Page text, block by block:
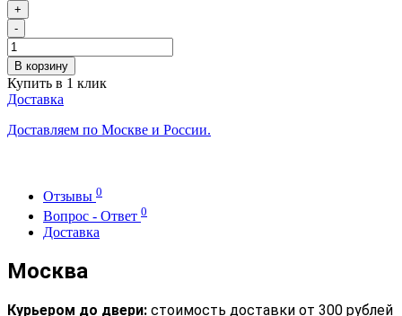
+
-
В корзину
Купить в 1 клик
Доставка
Доставляем по Москве и России.
Отзывы 0
Вопрос - Ответ 0
Доставка
Москва
Курьером до двери: стоимость доставки от 300 рублей